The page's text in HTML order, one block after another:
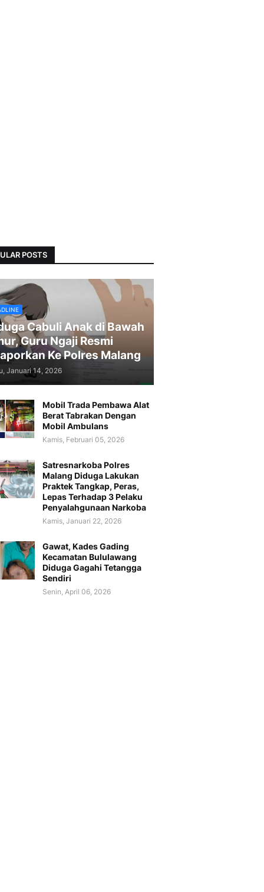
POSTS
Cabuli Anak di Bawah
Guru Ngaji Resmi
Ke Polres Malang
Januari 14, 2026
Mobil Trada Pembawa Alat
Berat Tabrakan Dengan
Mobil Ambulans
Kamis, Februari 05, 2026
Satresnarkoba Polres
Malang Diduga Lakukan
Praktek Tangkap, Peras,
Lepas Terhadap 3 Pelaku
Penyalahgunaan Narkoba
Kamis, Januari 22, 2026
Gawat, Kades Gading
Kecamatan Bululawang
Diduga Gagahi Tetangga
Sendiri
Senin, April 06, 2026